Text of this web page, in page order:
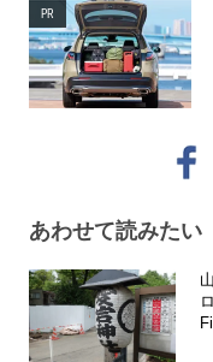
PR
あわせて読みたい